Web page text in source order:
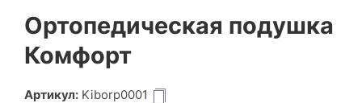
Ортопедическая подушка
Комфорт
Артикул: Kiborp0001